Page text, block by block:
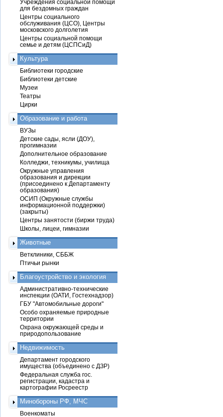
Учреждения социальной помощи
для бездомных граждан
Центры социального
обслуживания (ЦСО), Центры
московского долголетия
Центры социальной помощи
семье и детям (ЦСПСиД)
Культура
Библиотеки городские
Библиотеки детские
Музеи
Театры
Цирки
Образование и работа
ВУЗы
Детские сады, ясли (ДОУ),
прогимназии
Дополнительное образование
Колледжи, техникумы, училища
Окружные управления
образования и дирекции
(присоединено к Департаменту
образования)
ОСИП (Окружные службы
информационной поддержки)
(закрыты)
Центры занятости (биржи труда)
Школы, лицеи, гимназии
Животные
Ветклиники, СББЖ
Птичьи рынки
Благоустройство и экология
Административно-технические
инспекции (ОАТИ, Гостехнадзор)
ГБУ "Автомобильные дороги"
Особо охраняемые природные
территории
Охрана окружающей среды и
природопользование
Недвижимость
Департамент городского
имущества (объединено с ДЗР)
Федеральная служба гос.
регистрации, кадастра и
картографии Росреестр
Минобороны РФ, МЧС
Военкоматы